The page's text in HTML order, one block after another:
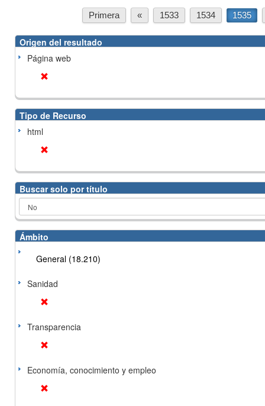
Primera « 1533 1534 1535
Origen del resultado
Página web
Tipo de Recurso
html
Buscar solo por título
Ámbito
General (18.210)
Sanidad
Transparencia
Economía, conocimiento y empleo